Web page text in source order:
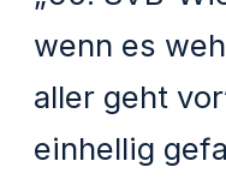
wenn es
aller geht
einhellig